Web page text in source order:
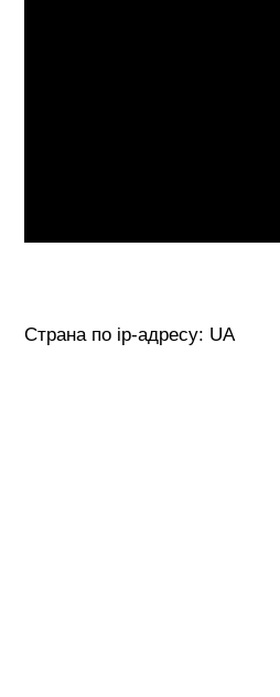
Страна по ip-адресу: UA